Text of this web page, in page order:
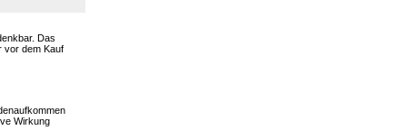
Das
vor dem Kauf
Wirkung